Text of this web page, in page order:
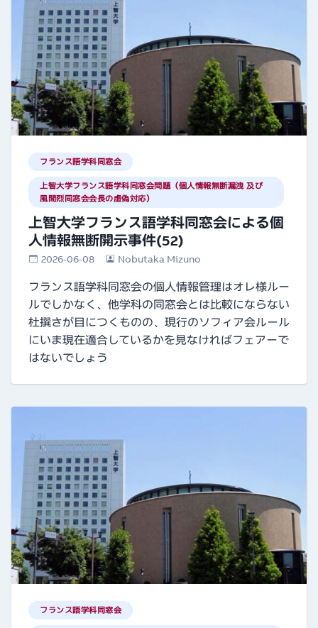
フランス語学科同窓会
上智大学フランス語学科同窓会問題（個人情報無断漏洩 及び
風間烈同窓会会長の虚偽対応）
上智大学フランス語学科同窓会による個
人情報無断開示事件(52)
2026-06-08 Nobutaka Mizuno
フランス語学科同窓会の個人情報管理はオレ様ルー
ルでしかなく、他学科の同窓会とは比較にならない
杜撰さが目につくものの、現行のソフィア会ルール
にいま現在適合しているかを見なければフェアーで
はないでしょう
フランス語学科同窓会